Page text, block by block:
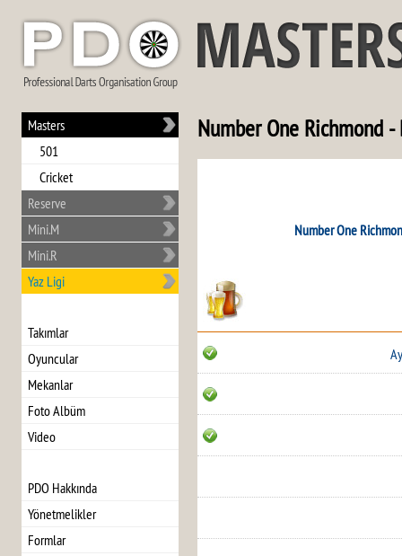
Masters
501
Cricket
Reserve
Mini.M
Mini.R
Yaz Ligi
Takımlar
Oyuncular
Mekanlar
Foto Albüm
Video
PDO Hakkında
Yönetmelikler
Formlar
Number One Richmond -
Number One